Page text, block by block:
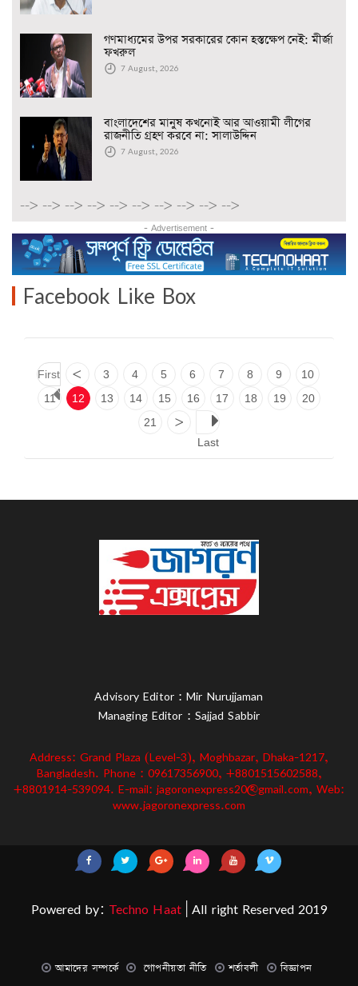
গণমাধ্যমের উপর সরকারের কোন হস্তক্ষেপ নেই: মীর্জা
ফখরুল
7 August, 2026
বাংলাদেশের মানুষ কখনোই আর আওয়ামী লীগের
রাজনীতি গ্রহণ করবে না: সালাউদ্দিন
7 August, 2026
--> --> --> --> --> --> --> --> --> -->
- Advertisement -
Facebook Like Box
First < 3 4 5 6 7 8 9
10
11
12 13 14 15 16 17 18 19
20
21
>
Last
Advisory Editor : Mir Nurujjaman
Managing Editor : Sajjad Sabbir
Address: Grand Plaza (Level-3), Moghbazar, Dhaka-1217,
Bangladesh. Phone : 09617356900, +8801515602588,
+8801914-539094. E-mail: jagoronexpress20@gmail.com, Web:
www.jagoronexpress.com
Powered by: Techno Haat| All right Reserved 2019
আমাদের সম্পর্কে গোপনীয়তা নীতি শর্তাবলী বিজ্ঞাপন